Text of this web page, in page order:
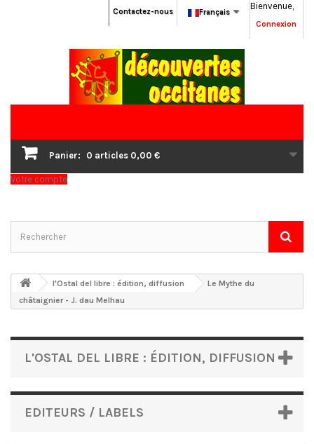
Bienvenue,
Connexion
Français
Contactez-nous
Panier: 0 articles 0,00 €
Votre compte
l'Ostal del libre : édition, diffusion
Le Mythe du
châtaignier - J. dau Melhau
L'OSTAL DEL LIBRE : ÉDITION, DIFFUSION
EDITEURS / LABELS